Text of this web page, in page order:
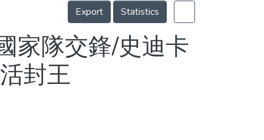
Export Statistics
家隊交鋒/史迪卡
封王